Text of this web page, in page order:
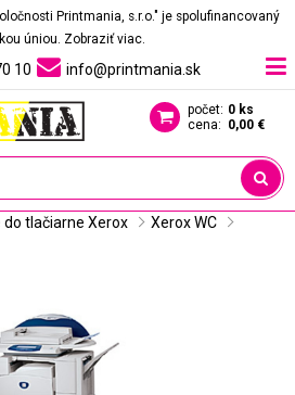
Printmania, s.r.o." je spolufinancovaný
úniou. Zobraziť viac.
10 info@printmania.sk
počet: 0 ks
cena: 0,00 €
do tlačiarne Xerox
Xerox WC